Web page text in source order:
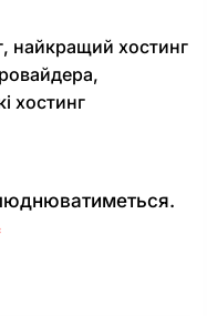
, найкращий хостинг
,
хостинг